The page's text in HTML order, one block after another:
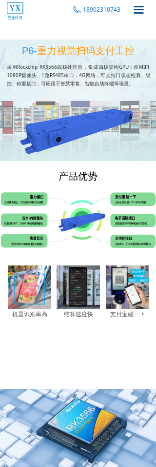
18902310743 끀
P6-重力视觉扫码支付工控
采用Rockchip RK3566四核处理器，集成四核架构GPU；双MIPI
1080P摄像头，1路RS485串口，4G网络；可支持门状态检测、锁
控、称重接口，可应用于智慧零售、智能自助终端等场景。
产品优势
机器识别率高 结算速度快 支付宝碰一下